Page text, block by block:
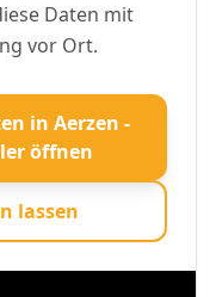
Daten mit
vor Ort.
in Aerzen -
öffnen
lassen